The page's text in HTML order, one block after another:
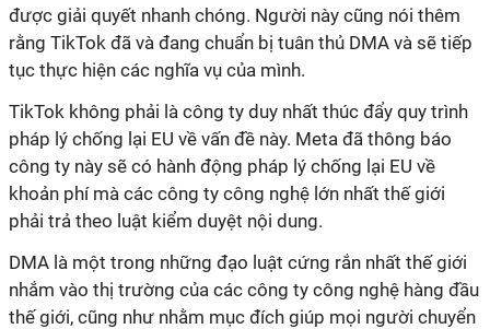
được giải quyết nhanh chóng. Người này cũng nói thêm
rằng TikTok đã và đang chuẩn bị tuân thủ DMA và sẽ tiếp
tục thực hiện các nghĩa vụ của mình.
TikTok không phải là công ty duy nhất thúc đẩy quy trình
pháp lý chống lại EU về vấn đề này. Meta đã thông báo
công ty này sẽ có hành động pháp lý chống lại EU về
khoản phí mà các công ty công nghệ lớn nhất thế giới
phải trả theo luật kiểm duyệt nội dung.
DMA là một trong những đạo luật cứng rắn nhất thế giới
nhắm vào thị trường của các công ty công nghệ hàng đầu
thế giới, cũng như nhằm mục đích giúp mọi người chuyển